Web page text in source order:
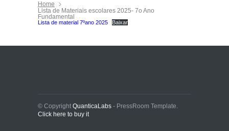
Home
Lista de Materiais escolares 2025- 7o Ano
Fundamental
Lista de material 7ºano 2025 Baixar
© Copyright QuanticaLabs - PressRoom Template.
Click here to buy it